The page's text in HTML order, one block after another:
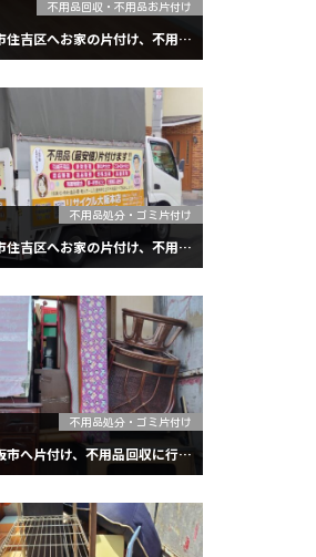
不用品回収・不用品お片付け
大阪府大阪市住吉区へお家の片付け、不用品回収に行ってきました。
不用品処分・ゴミ片付け
大阪府大阪市住吉区へお家の片付け、不用品回収に行ってきました。
不用品処分・ゴミ片付け
大阪府東大阪市へ片付け、不用品回収に行ってきました。